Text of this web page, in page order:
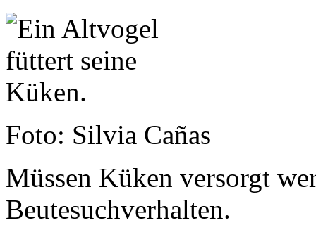
Foto: Silvia Cañas
Müssen Küken versorgt
Beutesuchverhalten.